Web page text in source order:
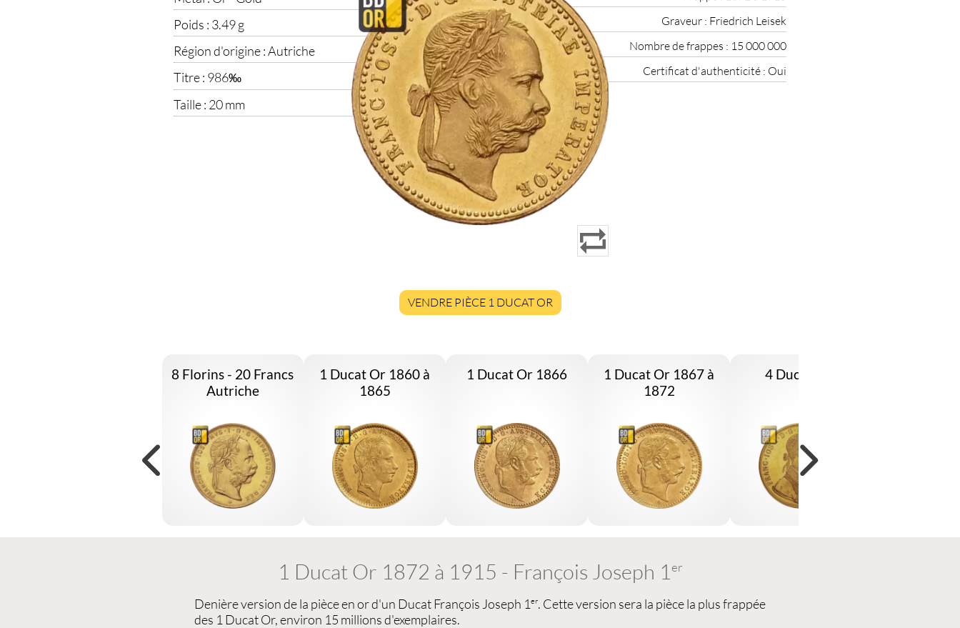
Poids : 3.49 g
Région d'origine :Autriche
Titre : 986‰
Taille : 20 mm
Graveur : Friedrich Leisek
Nombre de frappes : 15 000 000
Certificat d'authenticité : Oui
VENDRE PIÈCE 1 DUCAT OR
8 Florins - 20 Francs
Autriche
1 Ducat Or 1860 à
1865
1 Ducat Or 1866
1 Ducat Or 1867 à
1872
4 Ducats Or
1 Ducat Or 1872 à 1915 - François Joseph 1 er
Denière version de la pièce en or d'un DucatFrançois Joseph 1 er. Cette version sera la pièce la plus frappée
des 1 Ducat Or, environ 15 millions d'exemplaires.